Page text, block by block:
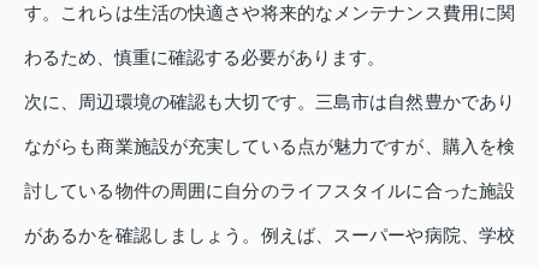
す。これらは生活の快適さや将来的なメンテナンス費用に関
わるため、慎重に確認する必要があります。
次に、周辺環境の確認も大切です。三島市は自然豊かであり
ながらも商業施設が充実している点が魅力ですが、購入を検
討している物件の周囲に自分のライフスタイルに合った施設
があるかを確認しましょう。例えば、スーパーや病院、学校